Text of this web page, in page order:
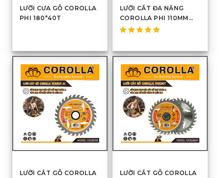
LƯỠI CƯA GỖ COROLLA
PHI 180*40T
LƯỠI CẮT ĐA NĂNG
COROLLA PHI 110MM
AAA
5.005
sao
LƯỠI CẮT GỖ COROLLA
LƯỠI CẮT GỖ COROLLA